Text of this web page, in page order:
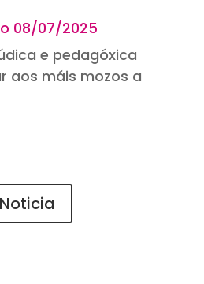
08/07/2025
e pedagóxica
aos máis mozos a
Noticia